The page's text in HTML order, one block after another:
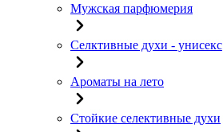
Мужская парфюмерия
Селктивные духи - унисекс
Ароматы на лето
Стойкие селективные духи